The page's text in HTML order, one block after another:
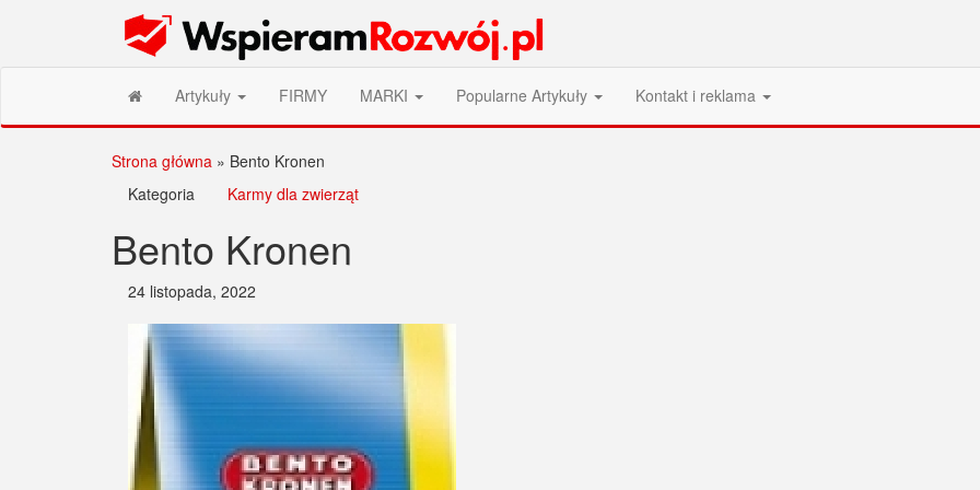
Wspieram Rozwój PL
Artykuły FIRMY MARKI Popularne Artykuły Kontakt i reklama
Strona główna » Bento Kronen
Kategoria
Karmy dla zwierząt
Bento Kronen
24 listopada, 2022